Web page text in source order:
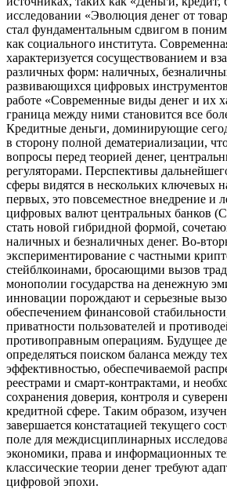
исследовании «Эволюция денег от
стал фундаментальным сдвигом в
как социального института.
характеризуется сосуществованием и
различных форм: наличных,
развивающихся цифровых
работе «Современные виды денег и их
граница между ними становится все
Кредитные деньги, доминирующие
в сторону полной дематериализации,
вопросы перед теорией денег,
регуляторами. Перспективы
сферы видятся в нескольких ключевых
первых, это повсеместное внедрение и
цифровых валют центральных банков
стать новой гибридной формой,
наличных и безналичных денег. Во-
экспериментирование с частными
стейблкоинами, бросающими вызов
монополии государства на денежную
инновации порождают и серьезные
обеспечением финансовой
приватности пользователей и
противоправным операциям. Будущее
определяться поиском баланса между
эффективностью, обеспечиваемой
реестрами и смарт-контрактами, и
сохранения доверия, контроля и
кредитной сфере. Таким образом,
завершается констатацией текущего
поле для междисциплинарных
экономики, права и информационных
классические теории денег требуют
цифровой эпохи.